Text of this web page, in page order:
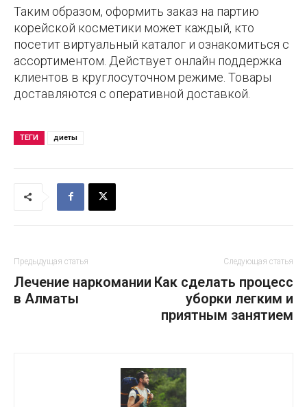
Таким образом, оформить заказ на партию
корейской косметики может каждый, кто
посетит виртуальный каталог и ознакомиться с
ассортиментом. Действует онлайн поддержка
клиентов в круглосуточном режиме. Товары
доставляются с оперативной доставкой.
ТЕГИ диеты
Предыдущая статья
Лечение наркомании
в Алматы
Следующая статья
Как сделать процесс
уборки легким и
приятным занятием